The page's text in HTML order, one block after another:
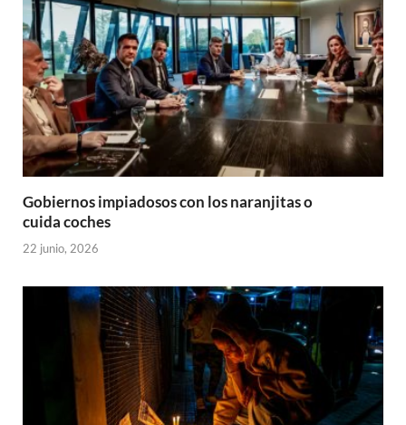
Gobiernos impiadosos con los naranjitas o
cuida coches
22 junio, 2026